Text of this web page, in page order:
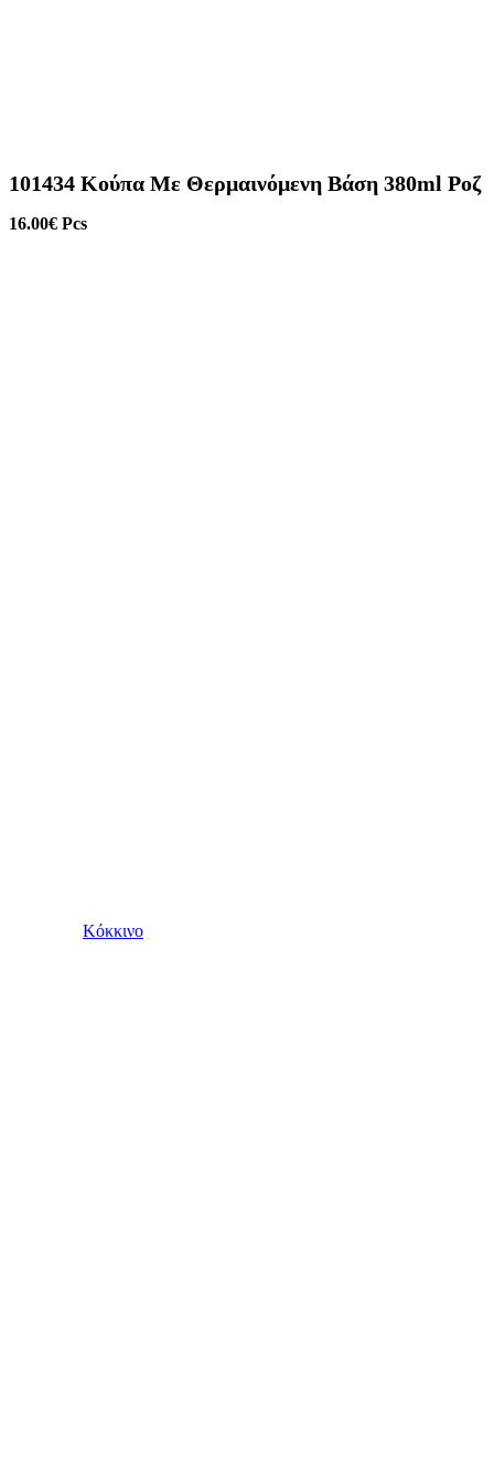
101434 Κούπα Με Θερμαινόμενη Βάση 380ml Ροζ
16.00€ Pcs
Κόκκινο